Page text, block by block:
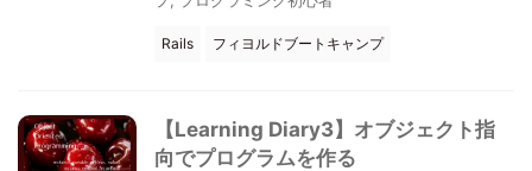
Rails フィヨルドブートキャンプ
【Learning Diary3】オブジェクト指
向でプログラムを作る